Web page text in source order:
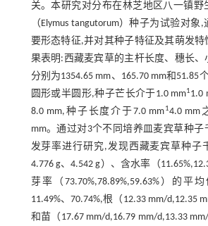
关。本研究对分布在林芝地区八一镇野
（Elymus tangutorum）种子为试验对
要形态特征,并对其种子特征及其萌发特
果表明:西藏麦宾草的主杆长度、穗长、
分别为1354.65 mm、165.70 mm和51.85
圆形或半圆形,种子芒长介于1.0 mm11.0
8.0 mm,种子长度介于7.0 mm14.0 mm
mm。通过对3个不同培养皿麦宾草种子
发芽率进行研究,发现西藏麦宾草种子
4.776 g、4.542 g）、含水率（
芽率（73.70%,78.89%,59.63%）的平
11.49%、70.74%,根（12.33 mm/d,12.35
和苗（17.67 mm/d,16.79 mm/d,13.33